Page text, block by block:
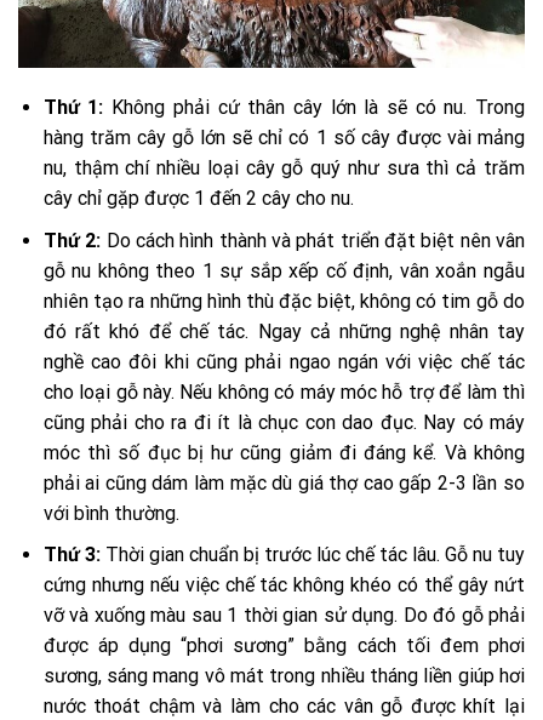
Thứ 1: Không phải cứ thân cây lớn là sẽ có nu. Trong
hàng trăm cây gỗ lớn sẽ chỉ có 1 số cây được vài mảng
nu, thậm chí nhiều loại cây gỗ quý như sưa thì cả trăm
cây chỉ gặp được 1 đến 2 cây cho nu.
Thứ 2: Do cách hình thành và phát triển đặt biệt nên vân
gỗ nu không theo 1 sự sắp xếp cố định, vân xoắn ngẫu
nhiên tạo ra những hình thù đặc biệt, không có tim gỗ do
đó rất khó để chế tác. Ngay cả những nghệ nhân tay
nghề cao đôi khi cũng phải ngao ngán với việc chế tác
cho loại gỗ này. Nếu không có máy móc hỗ trợ để làm thì
cũng phải cho ra đi ít là chục con dao đục. Nay có máy
móc thì số đục bị hư cũng giảm đi đáng kể. Và không
phải ai cũng dám làm mặc dù giá thợ cao gấp 2-3 lần so
với bình thường.
Thứ 3:Thời gian chuẩn bị trước lúc chế tác lâu. Gỗ nu tuy
cứng nhưng nếu việc chế tác không khéo có thể gây nứt
vỡ và xuống màu sau 1 thời gian sử dụng. Do đó gỗ phải
được áp dụng “phơi sương” bằng cách tối đem phơi
sương, sáng mang vô mát trong nhiều tháng liền giúp hơi
nước thoát chậm và làm cho các vân gỗ được khít lại